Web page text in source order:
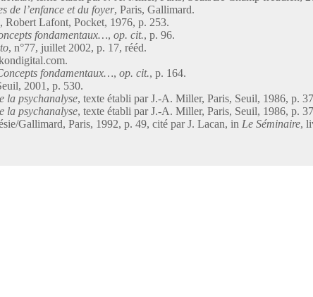
de l’enfance et du foyer, Paris, Gallimard.
, Robert Lafont, Pocket, 1976, p. 253.
fondamentaux…,op. cit., p. 96.
, n°77, juillet 2002, p. 17, rééd.
fondamentaux…,op. cit., p. 164.
2001, p. 530.
la psychanalyse, texte établi par J.-A. Miller, Paris, Seuil, 1986, p.
la psychanalyse, texte établi par J.-A. Miller, Paris, Seuil, 1986, p.
Gallimard, Paris, 1992, p. 49, cité par J. Lacan, in Le Séminaire,